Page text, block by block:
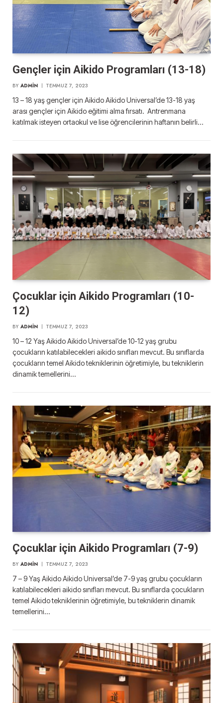
Gençler için Aikido Programları (13-18)
BY ADMIN TEMMUZ 7, 2023
13 – 18 yaş gençler için Aikido Aikido Universal’de 13-18 yaş
arası gençler için Aikido eğitimi alma fırsatı. Antrenmana
katılmak isteyen ortaokul ve lise öğrencilerinin haftanın belirli…
Çocuklar için Aikido Programları (10-
12)
BY ADMIN TEMMUZ 7, 2023
10 – 12 Yaş Aikido Aikido Universal’de 10-12 yaş grubu
çocukların katılabilecekleri aikido sınıfları mevcut. Bu sınıflarda
çocukların temel Aikido tekniklerinin öğretimiyle, bu tekniklerin
dinamik temellerini…
Çocuklar için Aikido Programları (7-9)
BY ADMIN TEMMUZ 7, 2023
7 – 9 Yaş Aikido Aikido Universal’de 7-9 yaş grubu çocukların
katılabilecekleri aikido sınıfları mevcut. Bu sınıflarda çocukların
temel Aikido tekniklerinin öğretimiyle, bu tekniklerin dinamik
temellerini…